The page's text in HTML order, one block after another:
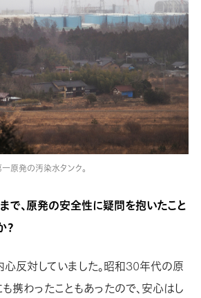
原発の汚染水タンク。
で、原発の安全性に疑問を抱いたこと
？
心反対していました。昭和30年代の原
携わったこともあったので、安心はし